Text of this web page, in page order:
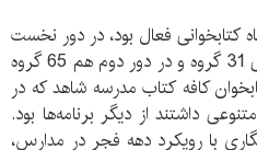
66 جام باشگاه کتابخوانی فعال بود، در دور نخست
برگزاری جام باشگاه‌های کتابخوانی 31 گروه و در دور دوم هم 65 گروه
کافه کتاب مدرسه شاهد که در
داشتند از دیگر برنامه‌ها بود.
با رویکرد دهه فجر در مدارس،